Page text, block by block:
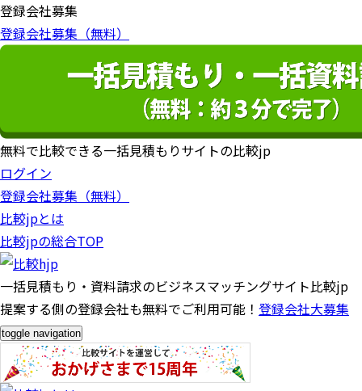
登録会社募集
登録会社募集（無料）
無料で比較できる一括見積もりサイトの比較jp
ログイン
登録会社募集（無料）
比較jpとは
比較jpの総合TOP
一括見積もり・資料請求のビジネスマッチングサイト比較jp
提案する側の登録会社も無料でご利用可能！ 登録会社大募集
toggle navigation